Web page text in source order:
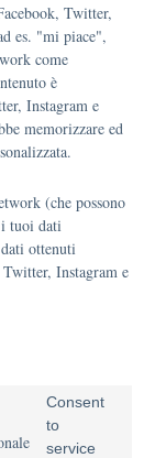
Twitter,
es. "mi piace",
come
è
Instagram e
memorizzare ed
(che possono
i tuoi dati
ottenuti
Instagram e
Consent
to
service